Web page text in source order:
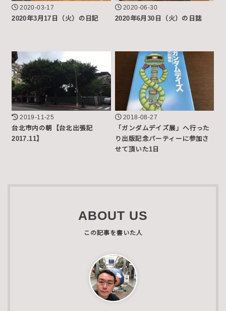
2020-03-17
2020年3月17日（火）の日記
2020-06-30
2020年6月30日（火）の日誌
2019-11-25
台北市内の朝【台北出張記
2017.11】
2018-08-27
「ガンダムデイズ展」へ行った
り出版記念パーティーに参加さ
せて頂いた1日
ABOUT US